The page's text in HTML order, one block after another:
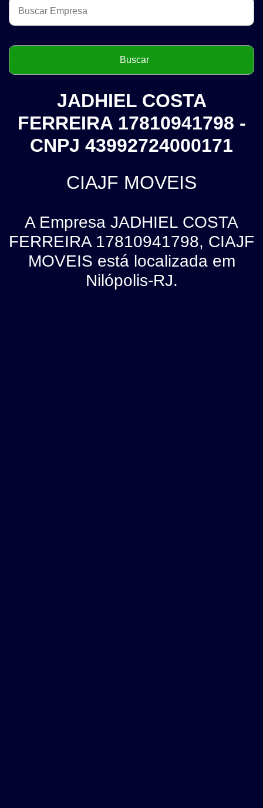
JADHIEL COSTA
FERREIRA 17810941798 -
CNPJ 43992724000171
CIAJF MOVEIS
A Empresa JADHIEL COSTA
FERREIRA 17810941798, CIAJF
MOVEIS está localizada em
Nilópolis-RJ.